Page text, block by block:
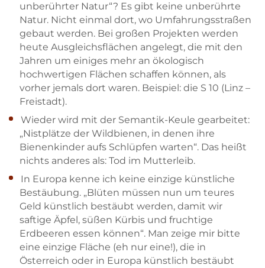
unberührter Natur“? Es gibt keine unberührte
Natur. Nicht einmal dort, wo Umfahrungsstraßen
gebaut werden. Bei großen Projekten werden
heute Ausgleichsflächen angelegt, die mit den
Jahren um einiges mehr an ökologisch
hochwertigen Flächen schaffen können, als
vorher jemals dort waren. Beispiel: die S 10 (Linz –
Freistadt).
Wieder wird mit der Semantik-Keule gearbeitet:
„Nistplätze der Wildbienen, in denen ihre
Bienenkinder aufs Schlüpfen warten“. Das heißt
nichts anderes als: Tod im Mutterleib.
In Europa kenne ich keine einzige künstliche
Bestäubung. „Blüten müssen nun um teures
Geld künstlich bestäubt werden, damit wir
saftige Äpfel, süßen Kürbis und fruchtige
Erdbeeren essen können“. Man zeige mir bitte
eine einzige Fläche (eh nur eine!), die in
Österreich oder in Europa künstlich bestäubt